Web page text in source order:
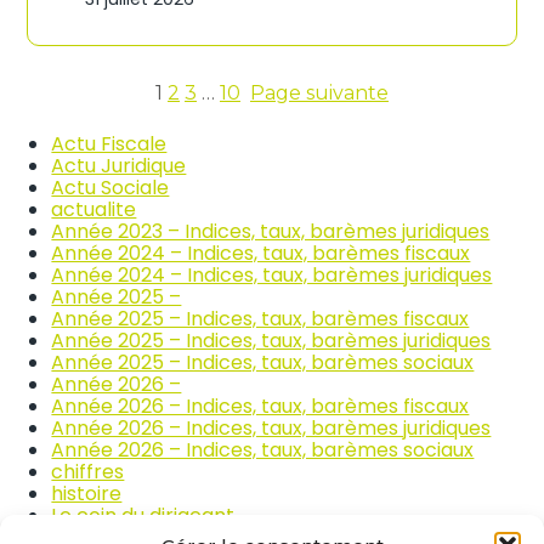
c
m
e
l
a
r
p
a
r
t
i
o
u
n
i
e
r
i
x
d
e
s
p
r
o
d
u
i
s
1 2 3 … 10 Page suivante
Actu Fiscale
Actu Juridique
Actu Sociale
actualite
Année 2023 – Indices, taux, barèmes juridiques
Année 2024 – Indices, taux, barèmes fiscaux
Année 2024 – Indices, taux, barèmes juridiques
Année 2025 –
Année 2025 – Indices, taux, barèmes fiscaux
Année 2025 – Indices, taux, barèmes juridiques
Année 2025 – Indices, taux, barèmes sociaux
Année 2026 –
Année 2026 – Indices, taux, barèmes fiscaux
Année 2026 – Indices, taux, barèmes juridiques
Année 2026 – Indices, taux, barèmes sociaux
chiffres
histoire
Le coin du dirigeant